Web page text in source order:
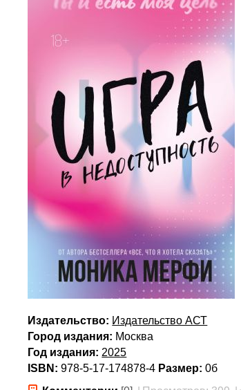
Издательство: Издательство АСТ
Город издания: Москва
Год издания: 2025
ISBN: 978-5-17-174878-4 Размер: 0б